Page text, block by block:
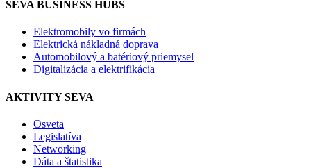
SEVA BUSINESS HUBS
Elektromobily vo firmách
Elektrická nákladná doprava
Automobilový a batériový priemysel
Digitalizácia a elektrifikácia
AKTIVITY SEVA
Osveta
Legislatíva
Networking
Dáta a štatistika